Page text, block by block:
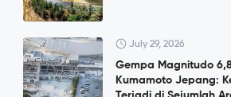
July 29, 2026
Gempa Magnitudo
Kumamoto Jepang: